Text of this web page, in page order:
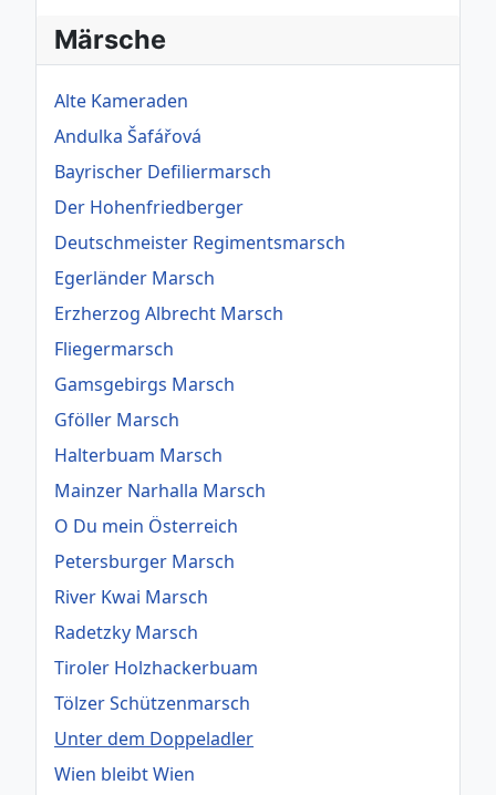
Märsche
Alte Kameraden
Andulka Šafářová
Bayrischer Defiliermarsch
Der Hohenfriedberger
Deutschmeister Regimentsmarsch
Egerländer Marsch
Erzherzog Albrecht Marsch
Fliegermarsch
Gamsgebirgs Marsch
Gföller Marsch
Halterbuam Marsch
Mainzer Narhalla Marsch
O Du mein Österreich
Petersburger Marsch
River Kwai Marsch
Radetzky Marsch
Tiroler Holzhackerbuam
Tölzer Schützenmarsch
Unter dem Doppeladler
Wien bleibt Wien